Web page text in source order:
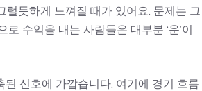
럴듯하게 느껴질 때가 있어요. 문제는 그
수익을 내는 사람들은 대부분 ‘운’이
신호에 가깝습니다. 여기에 경기 흐름